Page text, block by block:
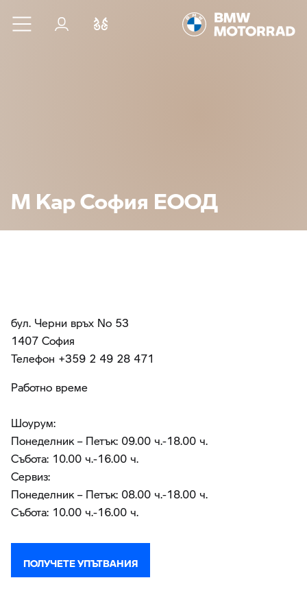
Към основното съдържание
Вход
М Кар София ЕООД
бул. Черни връх No 53
1407 София
Teлефон +359 2 49 28 471
Работно време
Шоурум:
Понеделник – Петък: 09.00 ч.-18.00 ч.
Събота: 10.00 ч.-16.00 ч.
Сервиз:
Понеделник – Петък: 08.00 ч.-18.00 ч.
Събота: 10.00 ч.-16.00 ч.
ПОЛУЧЕТЕ УПЪТВАНИЯ